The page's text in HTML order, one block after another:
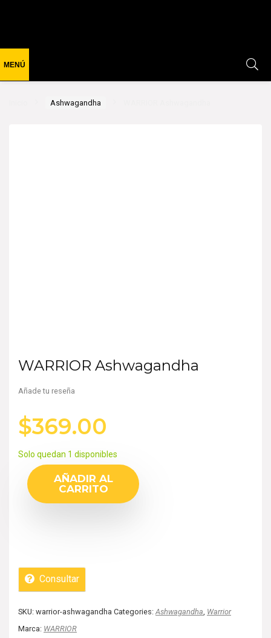
Ashwagandha
WARRIOR Ashwagandha
Añade tu reseña
$369.00
Solo quedan 1 disponibles
AÑADIR AL
CARRITO
Consultar
SKU: warrior-ashwagandha Categories:Ashwagandha, Warrior
Marca: WARRIOR